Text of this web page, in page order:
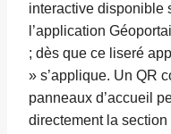
interactive disponible
l’application
; dès que ce liseré
» s’applique. Un QR
panneaux d’accueil
directement la